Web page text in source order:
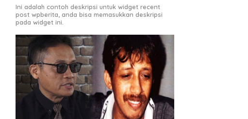
Ini adalah contoh deskripsi untuk widget recent
post wpberita, anda bisa memasukkan deskripsi
pada widget ini.